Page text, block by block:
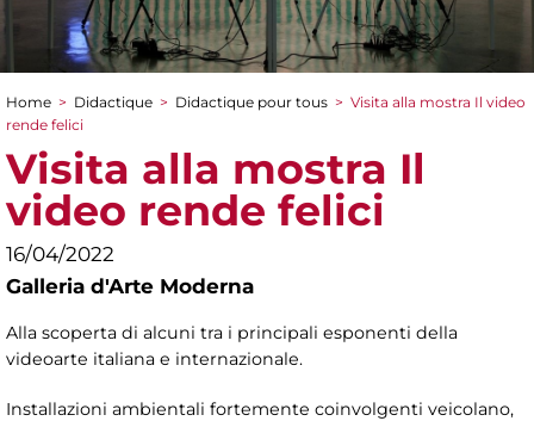
You are here
Home > Didactique > Didactique pour tous > Visita alla mostra Il video
rende felici
Visita alla mostra Il
video rende felici
16/04/2022
Galleria d'Arte Moderna
Alla scoperta di alcuni tra i principali esponenti della
videoarte italiana e internazionale.
Installazioni ambientali fortemente coinvolgenti veicolano,